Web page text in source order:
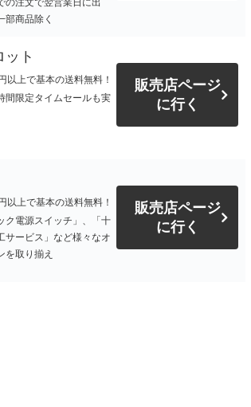
部商品除く
ット
以上で基本の送料無料！
間限定タイムセールも実
販売店ページ
に行く
以上で基本の送料無料！
ク電源スイッチ」、「十
サービス」など様々なオ
を取り揃え
販売店ページ
に行く